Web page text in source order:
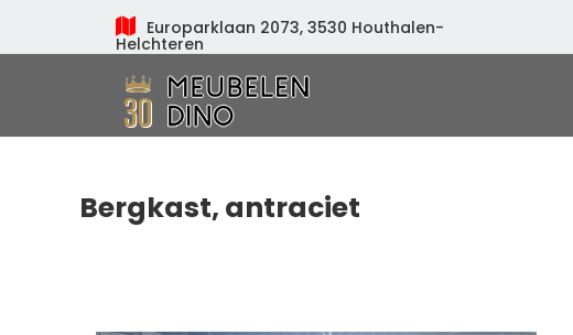
Europarklaan 2073, 3530 Houthalen-
Helchteren
Bergkast, antraciet